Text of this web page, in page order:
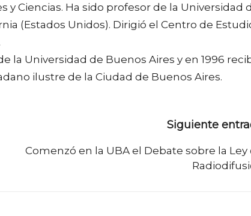
Ciencias. Ha sido profesor de la Universidad
(Estados Unidos). Dirigió el Centro de
la Universidad de Buenos Aires y en 1996
ilustre de la Ciudad de Buenos Aires.
Siguiente
Comenzó en la UBA el Debate sobre la Ley